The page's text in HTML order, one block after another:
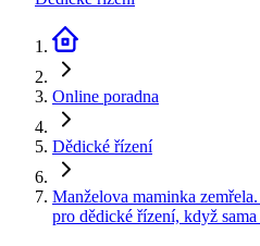
Online poradna
Dědické řízení
Manželova maminka
pro dědické řízení, když sama